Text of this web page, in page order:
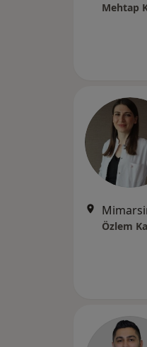
Mehtap
Özlem